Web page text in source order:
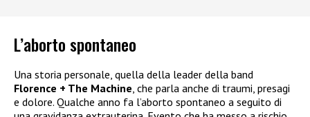
L’aborto spontaneo
Una storia personale, quella della leader della band
Florence + The Machine, che parla anche di traumi, presagi
e dolore. Qualche anno fa l’aborto spontaneo a seguito di